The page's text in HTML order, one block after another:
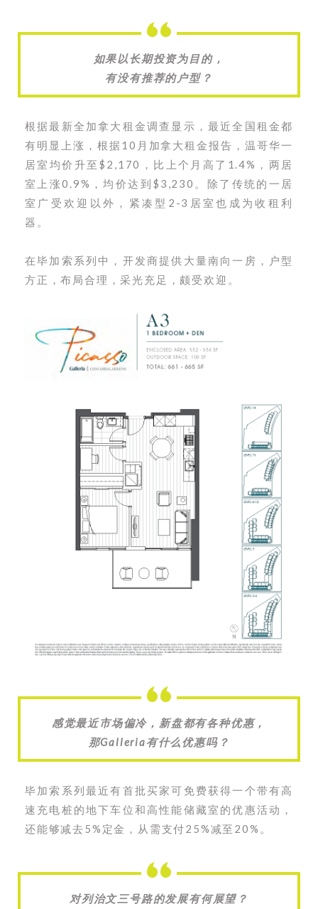
如果以长期投资为目的，
有没有推荐的户型？
根据最新全加拿大租金调查显示，最近全国租金都
有明显上涨，根据10月加拿大租金报告，温哥华一
居室均价升至$2,170，比上个月高了1.4%，两居
室上涨0.9%，均价达到$3,230。除了传统的一居
室广受欢迎以外，紧凑型2-3居室也成为收租利
器。
在毕加索系列中，开发商提供大量南向一房，户型
方正，布局合理，采光充足，颇受欢迎。
感觉最近市场偏冷，新盘都有各种优惠，
那Galleria有什么优惠吗？
毕加索系列最近有首批买家可免费获得一个带有高
速充电桩的地下车位和高性能储藏室的优惠活动，
还能够减去5%定金，从需支付25%减至20%。
对列治文三号路的发展有何展望？